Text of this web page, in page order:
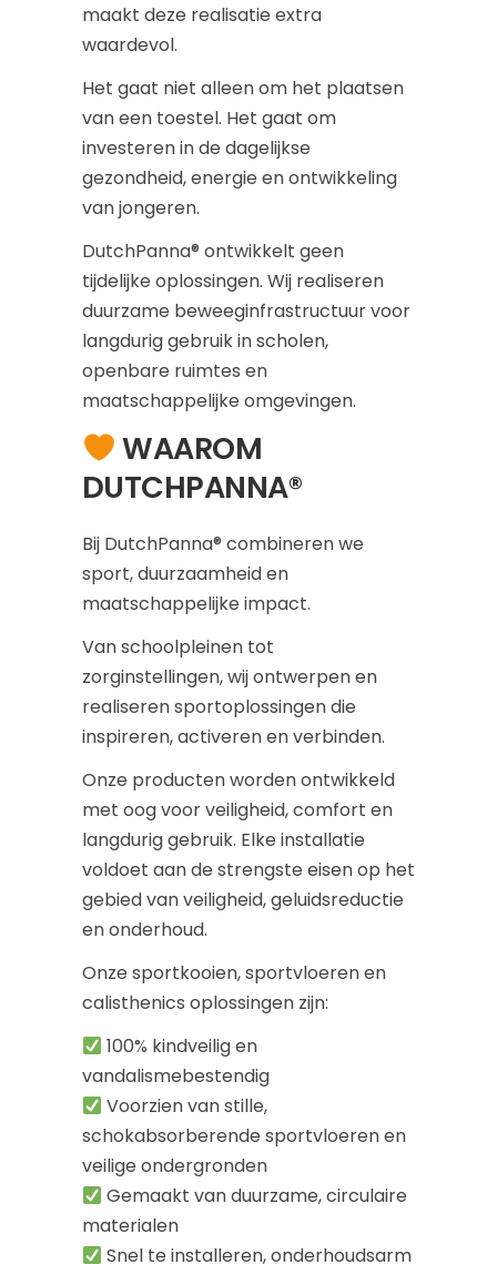
maakt deze realisatie extra
waardevol.
Het gaat niet alleen om het plaatsen
van een toestel. Het gaat om
investeren in de dagelijkse
gezondheid, energie en ontwikkeling
van jongeren.
DutchPanna® ontwikkelt geen
tijdelijke oplossingen. Wij realiseren
duurzame beweeginfrastructuur voor
langdurig gebruik in scholen,
openbare ruimtes en
maatschappelijke omgevingen.
WAAROM
DUTCHPANNA®
Bij DutchPanna® combineren we
sport, duurzaamheid en
maatschappelijke impact.
Van schoolpleinen tot
zorginstellingen, wij ontwerpen en
realiseren sportoplossingen die
inspireren, activeren en verbinden.
Onze producten worden ontwikkeld
met oog voor veiligheid, comfort en
langdurig gebruik. Elke installatie
voldoet aan de strengste eisen op het
gebied van veiligheid, geluidsreductie
en onderhoud.
Onze sportkooien, sportvloeren en
calisthenics oplossingen zijn:
100% kindveilig en
vandalismebestendig
Voorzien van stille,
schokabsorberende sportvloeren en
veilige ondergronden
Gemaakt van duurzame, circulaire
materialen
Snel te installeren, onderhoudsarm